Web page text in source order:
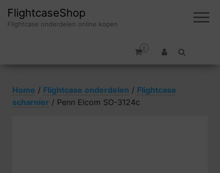
FlightcaseShop
Flightcase onderdelen online kopen
0
Home / Flightcase onderdelen / Flightcase
scharnier / Penn Elcom SO-3124c